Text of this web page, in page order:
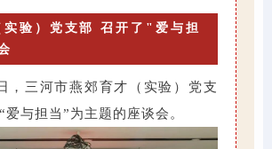
验）党支部 召开了"爱与担
，三河市燕郊育才（实验）党支
爱与担当”为主题的座谈会。